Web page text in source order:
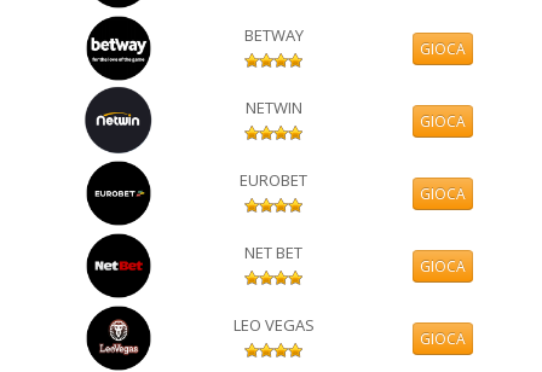
BETWAY
GIOCA
NETWIN
GIOCA
EUROBET
GIOCA
NET BET
GIOCA
LEO VEGAS
GIOCA